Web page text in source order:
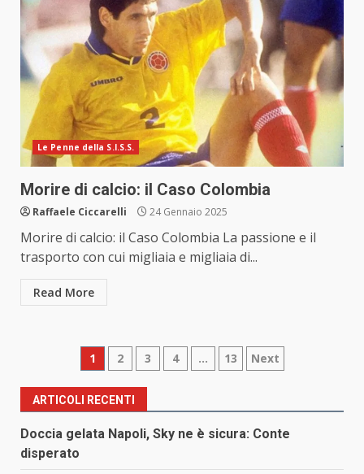
Le Penne della S.I.S.S.
Morire di calcio: il Caso Colombia
Raffaele Ciccarelli 24 Gennaio 2025
Morire di calcio: il Caso Colombia La passione e il
trasporto con cui migliaia e migliaia di...
Read More
Paginazione
degli
articoli
1 2 3 4 … 13 Next
ARTICOLI RECENTI
Doccia gelata Napoli, Sky ne è sicura: Conte
disperato